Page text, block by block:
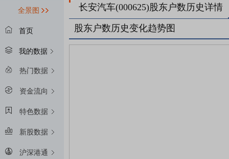
全景图
首页
我的数据
热门数据
资金流向
特色数据
新股数据
沪深港通
长安汽车(000625)股东户数历史详情
股东户数历史变化趋势图